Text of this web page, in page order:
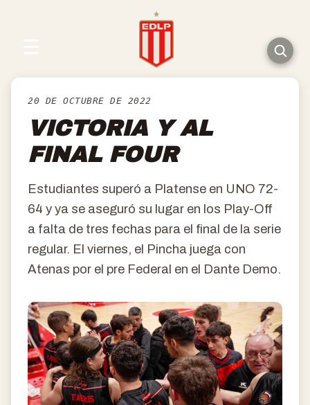
20 DE OCTUBRE DE 2022
VICTORIA Y AL
FINAL FOUR
Estudiantes superó a Platense en UNO 72-
64 y ya se aseguró su lugar en los Play-Off
a falta de tres fechas para el final de la serie
regular. El viernes, el Pincha juega con
Atenas por el pre Federal en el Dante Demo.